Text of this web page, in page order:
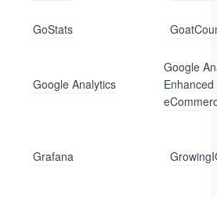
GoStats
Google Analytics
Google
Enhanced
Grafana